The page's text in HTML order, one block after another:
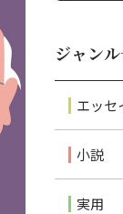
ジャン
エッセ
小説
実用